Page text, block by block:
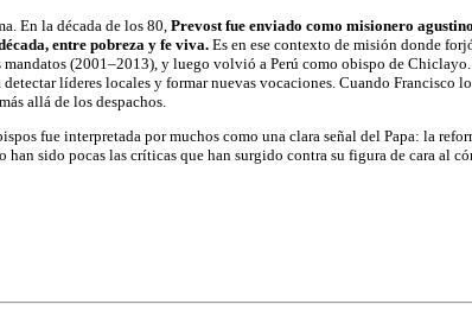
En la década de los 80, Prevost fue enviado como misionero
entre pobreza y fe viva. Es en ese contexto de misión donde
mandatos (2001–2013), y luego volvió a Perú como obispo de
líderes locales y formar nuevas vocaciones. Cuando Francisco
allá de los despachos.
fue interpretada por muchos como una clara señal del Papa: la
han sido pocas las críticas que han surgido contra su figura de cara al